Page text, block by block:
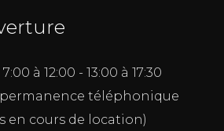
7:00 à 12:00 - 13:00 à 17:30
permanence téléphonique
en cours de location)